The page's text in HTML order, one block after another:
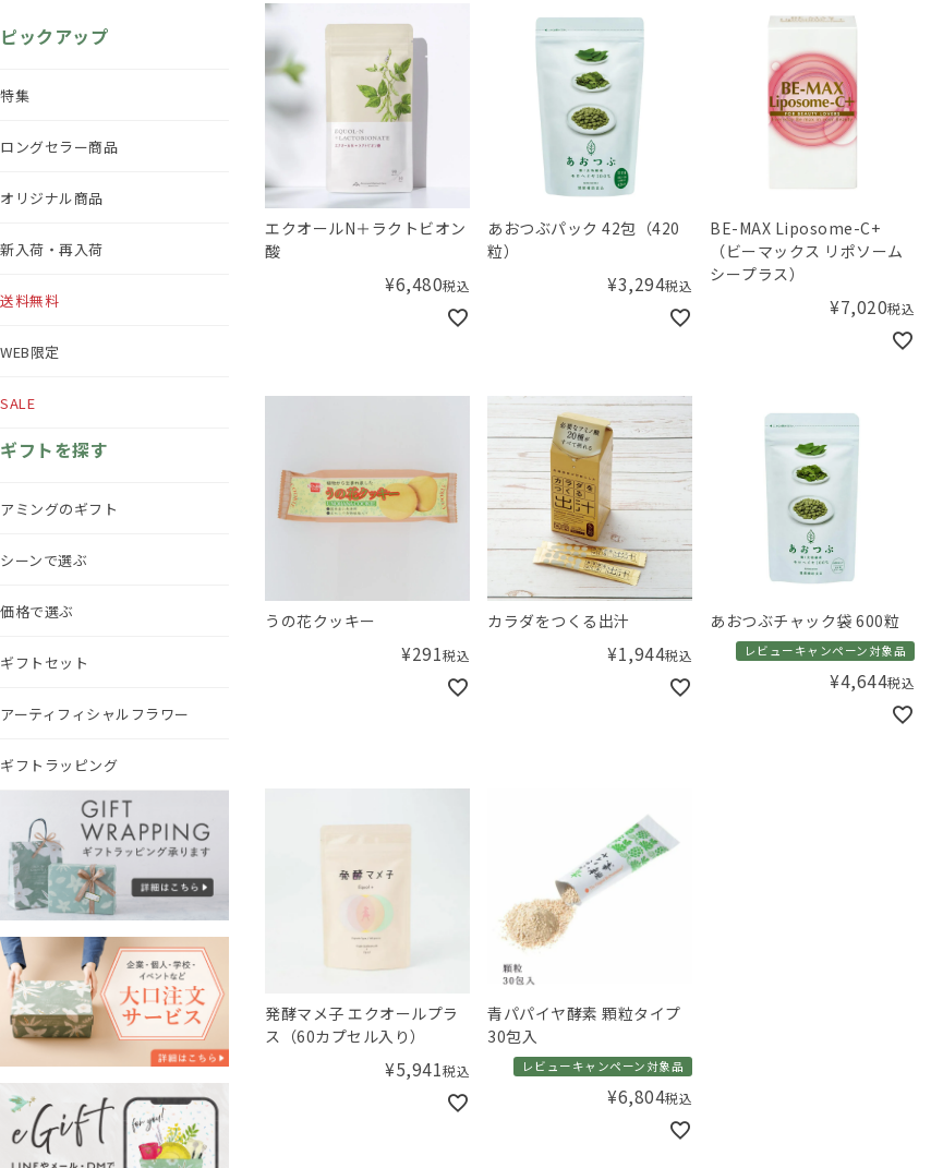
ピックアップ
特集
ロングセラー商品
オリジナル商品
新入荷・再入荷
送料無料
WEB限定
SALE
ギフトを探す
アミングのギフト
シーンで選ぶ
価格で選ぶ
ギフトセット
アーティフィシャルフラワー
ギフトラッピング
エクオールN＋ラクトビオン
酸
¥6,480税込
あおつぶパック 42包（420
粒）
¥3,294税込
BE-MAX Liposome-C+
（ビーマックス リポソーム
シープラス）
¥7,020税込
うの花クッキー
¥291税込
カラダをつくる出汁
¥1,944税込
あおつぶチャック袋 600粒
レビューキャンペーン対象品
¥4,644税込
発酵マメ子 エクオールプラ
ス（60カプセル入り）
¥5,941税込
青パパイヤ酵素 顆粒タイプ
30包入
レビューキャンペーン対象品
¥6,804税込